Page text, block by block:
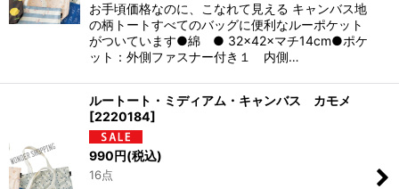
お手頃価格なのに、こなれて見える キャンバス地
の柄トートすべてのバッグに便利なルーポケット
がついています●綿 ● 32×42×マチ14cm●ポケ
ット：外側ファスナー付き１ 内側…
ルートート・ミディアム・キャンバス カモメ
[2220184]
990円(税込)
16点